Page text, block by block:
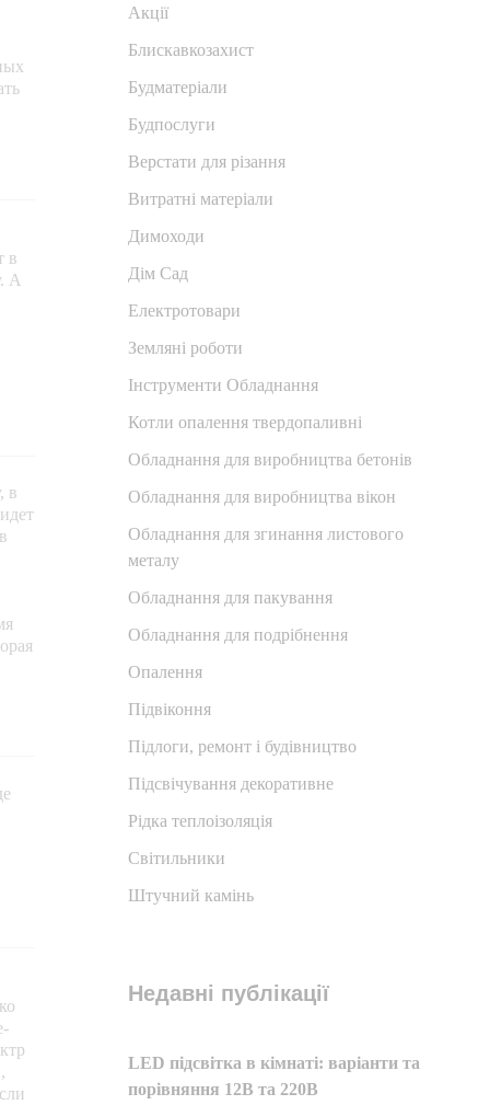
в
А
в
Акції
Блискавкозахист
Будматеріали
Будпослуги
Верстати для різання
Витратні матеріали
Димоходи
Дім Сад
Електротовари
Земляні роботи
Інструменти Обладнання
Котли опалення твердопаливні
Обладнання для виробництва бетонів
Обладнання для виробництва вікон
Обладнання для згинання листового
металу
Обладнання для пакування
Обладнання для подрібнення
Опалення
Підвіконня
Підлоги, ремонт і будівництво
Підсвічування декоративне
Рідка теплоізоляція
Світильники
Штучний камінь
Недавні публікації
LED підсвітка в кімнаті: варіанти та
порівняння 12В та 220В